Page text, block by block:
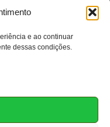
e ao continuar
dessas condições.